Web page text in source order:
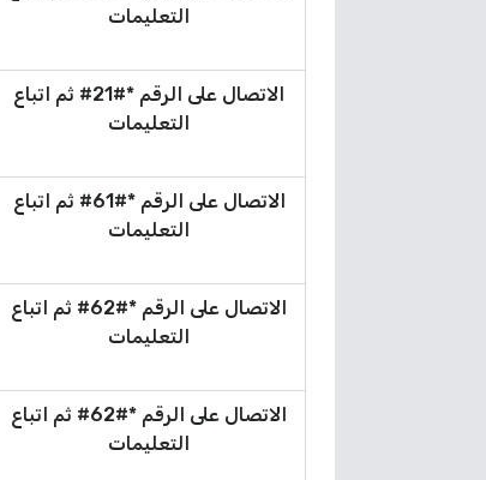
التعليمات
الاتصال على الرقم *#21# ثم اتباع
التعليمات
الاتصال على الرقم *#61# ثم اتباع
التعليمات
الاتصال على الرقم *#62# ثم اتباع
التعليمات
الاتصال على الرقم *#62# ثم اتباع
التعليمات